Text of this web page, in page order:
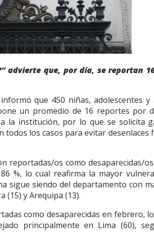
advierte que, por día, se reportan
que 450 niñas, adolescentes
un promedio de 16 reportes por
la institución, por lo que se solicita
todos los casos para evitar desenlaces
reportadas/os como desaparecidas/
%, lo cual reafirma la mayor
sigue siendo del departamento con
(15) y Arequipa (13).
como desaparecidas en febrero,
principalmente en Lima (60),